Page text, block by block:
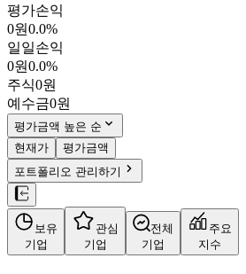
18,860원
318060
KOSDAQ
시가총액
PBR11.47
PER-
fPER 333.14
배당수익률-
자사주비율-
결산월12월
사업정보
더보기
주주환원
컨센서스
주식정보
평가손익
0원0.0%
일일손익
0원0.0%
주식0원
예수금0원
평가금액 높은 순
현재가
평가금액
포트폴리오 관리하기
보유
기업
관심
기업
전체
기업
주요
지수